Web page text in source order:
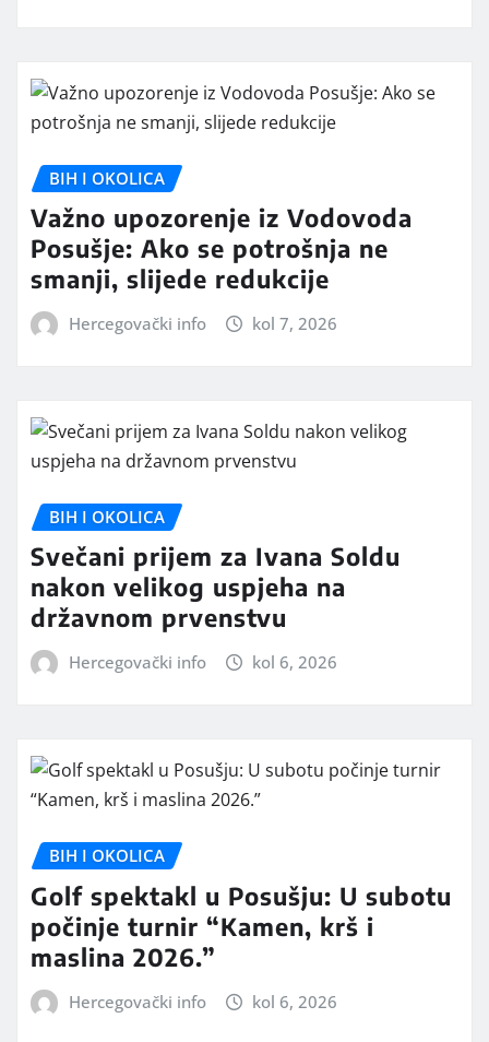
BIH I OKOLICA
Važno upozorenje iz Vodovoda
Posušje: Ako se potrošnja ne
smanji, slijede redukcije
Hercegovački info kol 7, 2026
BIH I OKOLICA
Svečani prijem za Ivana Soldu
nakon velikog uspjeha na
državnom prvenstvu
Hercegovački info kol 6, 2026
BIH I OKOLICA
Golf spektakl u Posušju: U subotu
počinje turnir “Kamen, krš i
maslina 2026.”
Hercegovački info kol 6, 2026